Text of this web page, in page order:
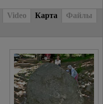
Video Карта
Файлы